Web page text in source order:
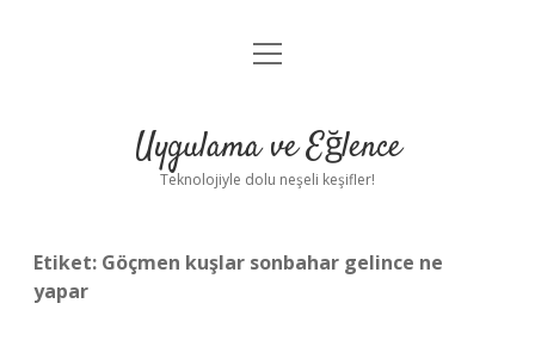
Anasayfa
Yasal Uyarı
menüyü
Uygulama ve Eğlence
Teknolojiyle dolu neşeli keşifler!
Etiket: Göçmen kuşlar sonbahar gelince ne
yapar